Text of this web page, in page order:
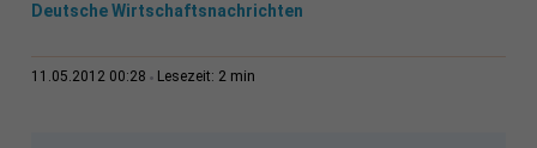
Deutsche Wirtschaftsnachrichten
11.05.2012 00:28 Lesezeit: 2 min